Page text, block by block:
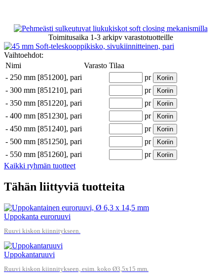
Toimitusaika 1-3 arkipvvarastotuotteille
Vaihtoehdot:
Nimi
Varasto Tilaa
- 250 mm [851200], pari pr Koriin
- 300 mm [851210], pari pr Koriin
- 350 mm [851220], pari pr Koriin
- 400 mm [851230], pari pr Koriin
- 450 mm [851240], pari pr Koriin
- 500 mm [851250], pari pr Koriin
- 550 mm [851260], pari pr Koriin
Kaikki ryhmän tuotteet
Tähän liittyviä tuotteita
Uppokanta euroruuvi
Ruuvi kiskon kiinnitykseen.
Uppokantaruuvi
Ruuvi kiskon kiinnitykseen, esim. koko Ø3,5x15 mm.